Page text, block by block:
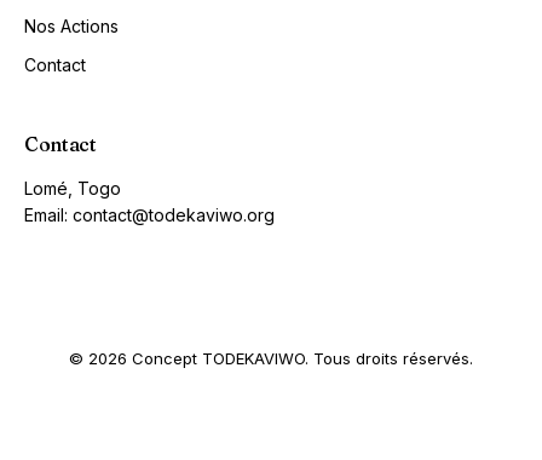
Nos Actions
Contact
Contact
Lomé, Togo
Email: contact@todekaviwo.org
© 2026 Concept TODEKAVIWO. Tous droits réservés.